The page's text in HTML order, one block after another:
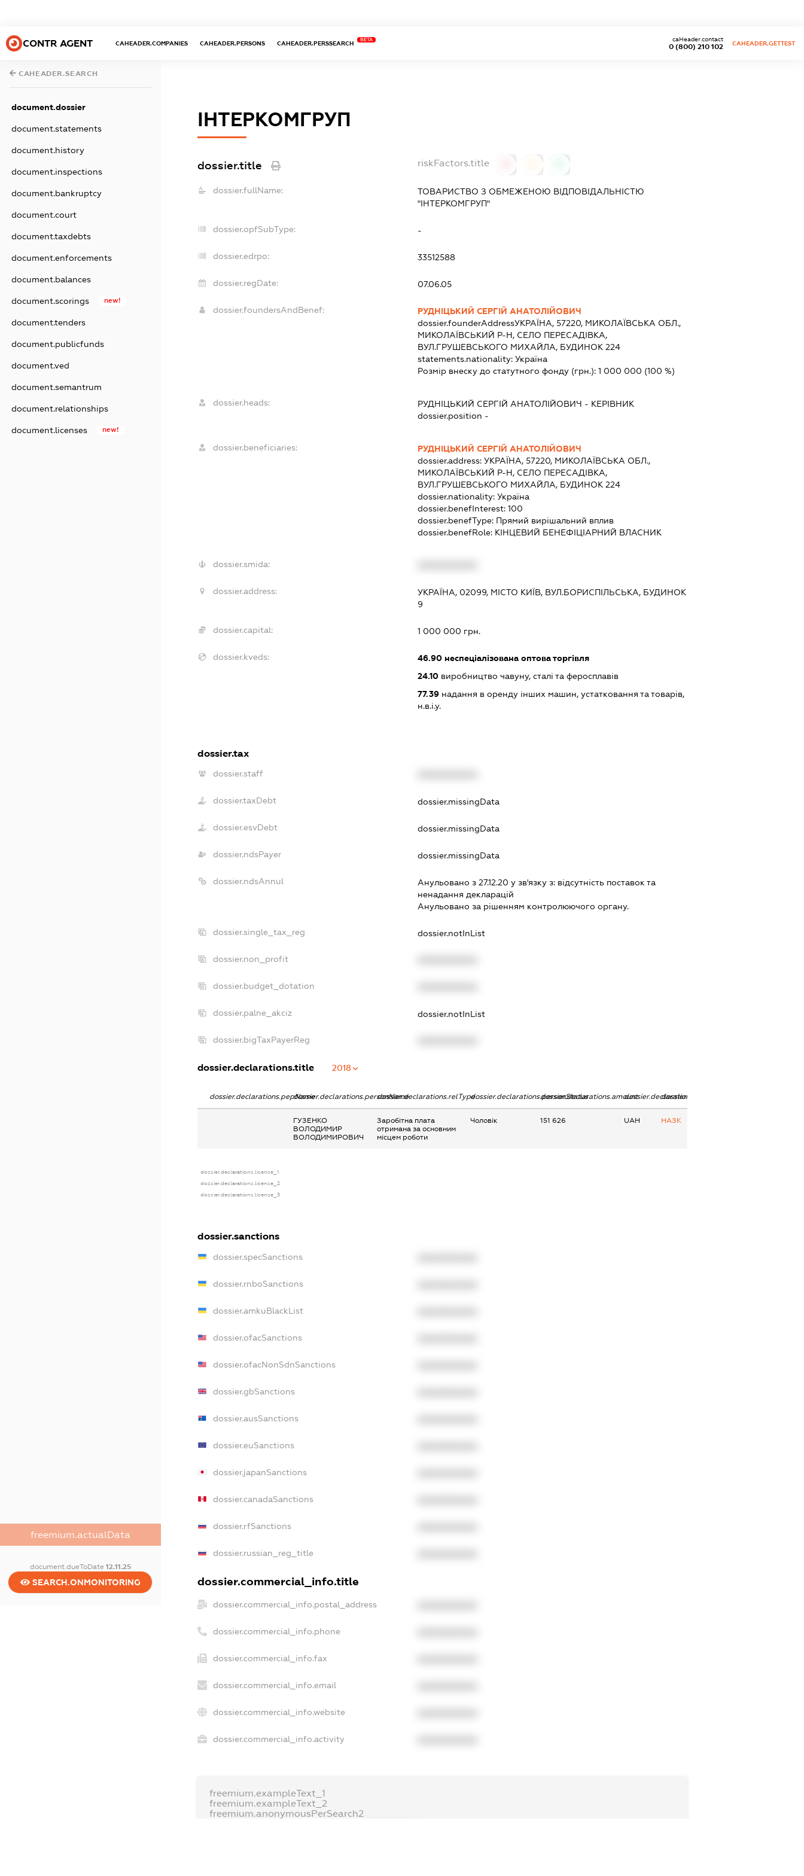
CONTR AGENT CAHEADER.COMPANIES CAHEADER.PERSONS CAHEADER.PERSSEARCH
BETA
0 (800) 210 102
caHeader.contact
CAHEADER.GETTEST
CAHEADER.SEARCH
document.dossier
document.statements
document.history
document.inspections
document.bankruptcy
document.court
document.taxdebts
document.enforcements
document.balances
document.scorings new!
document.tenders
document.publicfunds
document.ved
document.semantrum
document.relationships
document.licenses new!
freemium.actualData
document.dueToDate 12.11.25
SEARCH.ONMONITORING
ІНТЕРКОМГРУП
dossier.title riskFactors.title
dossier.fullName:
ТОВАРИСТВО З ОБМЕЖЕНОЮ ВІДПОВІДАЛЬНІСТЮ
"ІНТЕРКОМГРУП"
dossier.opfSubType: -
dossier.edrpo: 33512588
dossier.regDate: 07.06.05
dossier.foundersAndBenef:
РУДНІЦЬКИЙ СЕРГІЙ АНАТОЛІЙОВИЧ
dossier.founderAddressУКРАЇНА, 57220, МИКОЛАЇВСЬКА ОБЛ.,
МИКОЛАЇВСЬКИЙ Р-Н, СЕЛО ПЕРЕСАДІВКА,
ВУЛ.ГРУШЕВСЬКОГО МИХАЙЛА, БУДИНОК 224
statements.nationality:Україна
Розмір внеску до статутного фонду (грн.):1 000 000 (100 %)
dossier.heads: РУДНІЦЬКИЙ СЕРГІЙ АНАТОЛІЙОВИЧ - КЕРІВНИК
dossier.position -
dossier.beneficiaries:
РУДНІЦЬКИЙ СЕРГІЙ АНАТОЛІЙОВИЧ
dossier.address:УКРАЇНА, 57220, МИКОЛАЇВСЬКА ОБЛ.,
МИКОЛАЇВСЬКИЙ Р-Н, СЕЛО ПЕРЕСАДІВКА,
ВУЛ.ГРУШЕВСЬКОГО МИХАЙЛА, БУДИНОК 224
dossier.nationality:Україна
dossier.benefInterest:100
dossier.benefType: Прямий вирішальний вплив
dossier.benefRole: КІНЦЕВИЙ БЕНЕФІЦІАРНИЙ ВЛАСНИК
dossier.smida:
dossier.address:
УКРАЇНА, 02099, МІСТО КИЇВ, ВУЛ.БОРИСПІЛЬСЬКА, БУДИНОК
9
dossier.capital: 1 000 000 грн.
dossier.kveds: 46.90 неспеціалізована оптова торгівля
24.10 виробництво чавуну, сталі та феросплавів
77.39 надання в оренду інших машин, устатковання та товарів,
н.в.і.у.
dossier.tax
dossier.staff
dossier.taxDebt dossier.missingData
dossier.esvDebt dossier.missingData
dossier.ndsPayer dossier.missingData
dossier.ndsAnnul Анульовано з 27.12.20 у зв'язку з: вiдсутнiсть поставок та
ненадання декларацiй
Анульовано за рiшенням контролюючого органу.
dossier.single_tax_reg dossier.notInList
dossier.non_profit
dossier.budget_dotation
dossier.palne_akciz dossier.notInList
dossier.bigTaxPayerReg
dossier.declarations.title 2018
dossier.declarations.pepNamedossier.declarations.personNamedossier.declarations.relTypedossier.declarations.personStatusdossier.declarations.amountdossier.declarations.currency
dossier.declarations.source
ГУЗЕНКО
ВОЛОДИМИР
ВОЛОДИМИРОВИЧ
Заробітна плата
отримана за основним
місцем роботи
Чоловік 151 626 UAH НАЗК
dossier.declarations.license_1
dossier.declarations.license_2
dossier.declarations.license_3
dossier.sanctions
dossier.specSanctions
dossier.rnboSanctions
dossier.amkuBlackList
dossier.ofacSanctions
dossier.ofacNonSdnSanctions
dossier.gbSanctions
dossier.ausSanctions
dossier.euSanctions
dossier.japanSanctions
dossier.canadaSanctions
dossier.rfSanctions
dossier.russian_reg_title
dossier.commercial_info.title
dossier.commercial_info.postal_address
dossier.commercial_info.phone
dossier.commercial_info.fax
dossier.commercial_info.email
dossier.commercial_info.website
dossier.commercial_info.activity
freemium.exampleText_1
freemium.exampleText_2
freemium.anonymousPerSearch2